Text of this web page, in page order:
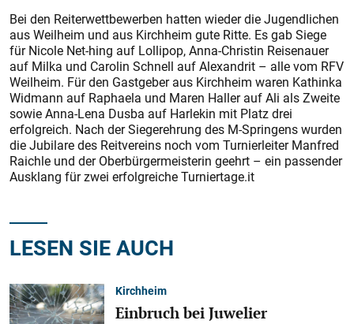
Bei den Reiterwettbewerben hatten wieder die Jugendlichen
aus Weilheim und aus Kirchheim gute Ritte. Es gab Siege
für Nicole Net-hing auf Lollipop, Anna-Christin Reisenauer
auf Milka und Carolin Schnell auf Alexandrit – alle vom RFV
Weilheim. Für den Gastgeber aus Kirchheim waren Kathinka
Widmann auf Raphaela und Maren Haller auf Ali als Zweite
sowie Anna-Lena Dusba auf Harlekin mit Platz drei
erfolgreich. Nach der Siegerehrung des M-Springens wurden
die Jubilare des Reitvereins noch vom Turnierleiter Manfred
Raichle und der Oberbürgermeisterin geehrt – ein passender
Ausklang für zwei erfolgreiche Turniertage.it
LESEN SIE AUCH
Kirchheim
Einbruch bei Juwelier